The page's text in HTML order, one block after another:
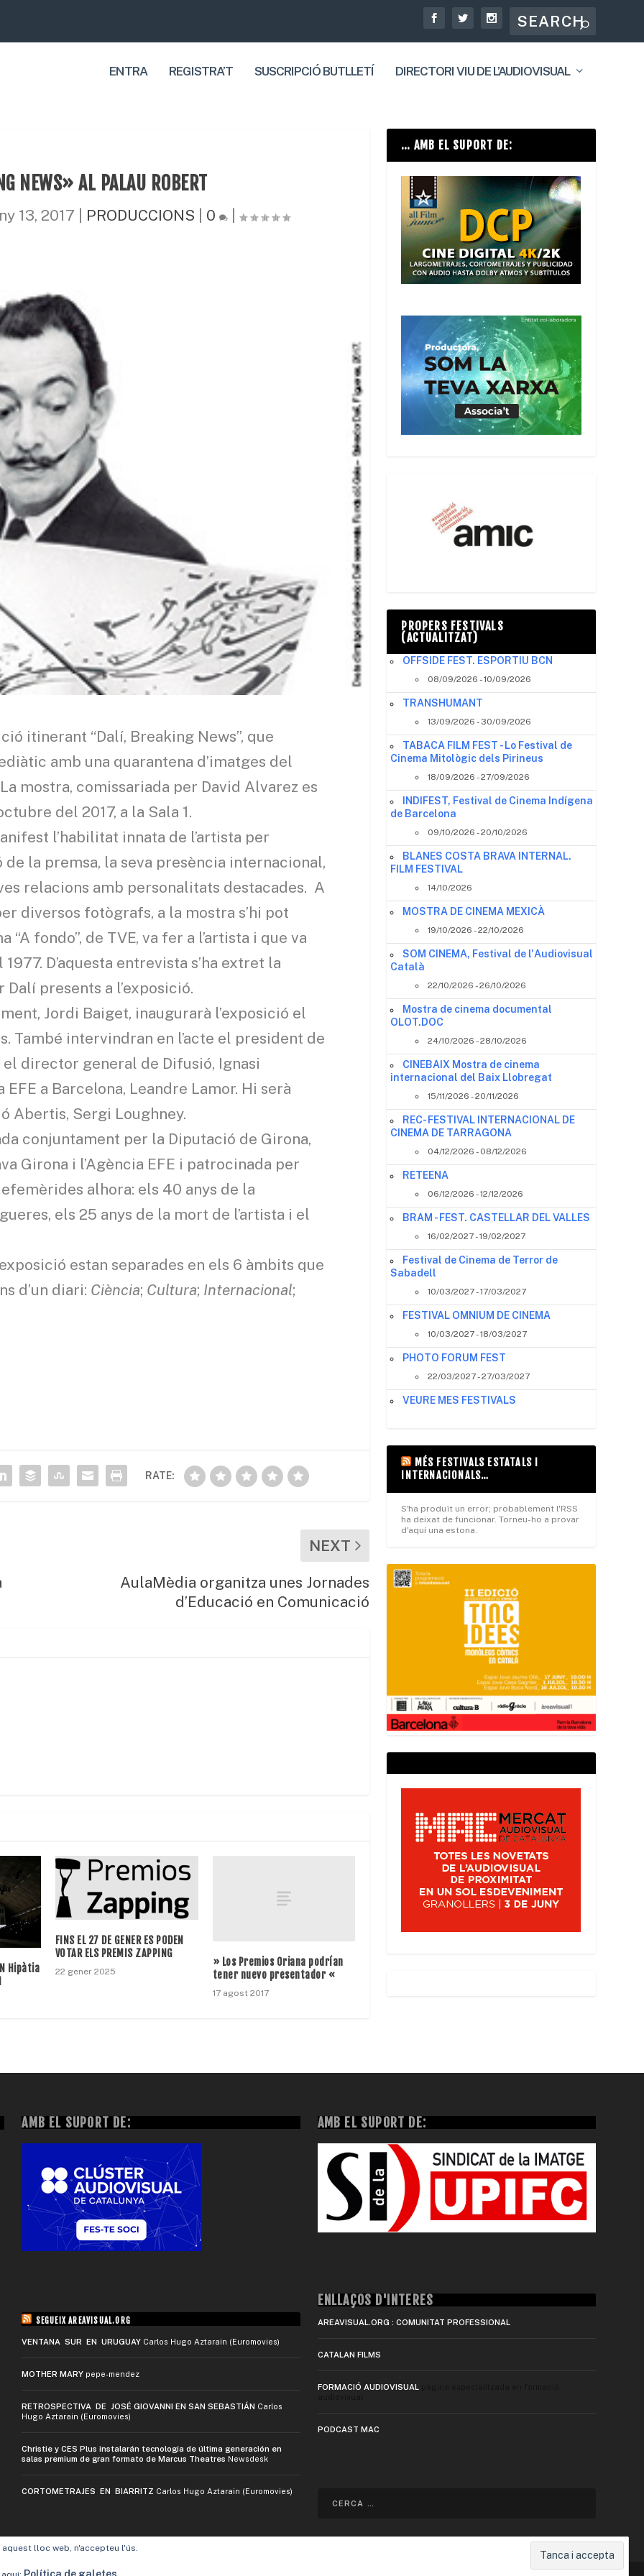
ENTRA REGISTRA’T SUSCRIPCIÓ BUTLLETÍ DIRECTORI VIU DE L’AUDIOVISUAL
NEWS» AL PALAU ROBERT
13, 2017 PRODUCCIONS 0 |
itinerant “Dalí, Breaking News”, que
amb una quarantena d’imatges del
mostra, comissariada per David Alvarez es
del 2017, a la Sala 1.
l’habilitat innata de l’artista per
la premsa, la seva presència internacional,
relacions amb personalitats destacades. A
diversos fotògrafs, a la mostra s’hi pot
fondo”, de TVE, va fer a l’artista i que va
D’aquesta entrevista s’ha extret la
presents a l’exposició.
Jordi Baiget, inaugurarà l’exposició el
També intervindran en l’acte el president de
director general de Difusió, Ignasi
a Barcelona, Leandre Lamor. Hi serà
Abertis, Sergi Loughney.
conjuntament per la Diputació de Girona,
Girona i l’Agència EFE i patrocinada per
alhora: els 40 anys de la
els 25 anys de la mort de l’artista i el
estan separades en els 6 àmbits que
d’un diari: Ciència; Cultura; Internacional;
RATE:
NEXT
AulaMèdia organitza unes Jornades
d’Educació en Comunicació
Hipàtia
FINS EL 27 DE GENER ES PODEN
VOTAR ELS PREMIS ZAPPING
22 gener 2025
» Los Premios Oriana podrían
tener nuevo presentador «
17 agost 2017
… AMB EL SUPORT DE:
PROPERS FESTIVALS
(ACTUALITZAT)
OFFSIDE FEST. ESPORTIU BCN
08/09/2026 - 10/09/2026
TRANSHUMANT
13/09/2026 - 30/09/2026
TABACA FILM FEST - Lo Festival de
Cinema Mitològic dels Pirineus
18/09/2026 - 27/09/2026
INDIFEST, Festival de Cinema Indígena
de Barcelona
09/10/2026 - 20/10/2026
BLANES COSTA BRAVA INTERNAL.
FILM FESTIVAL
14/10/2026
MOSTRA DE CINEMA MEXICÀ
19/10/2026 - 22/10/2026
SOM CINEMA, Festival de l'Audiovisual
Català
22/10/2026 - 26/10/2026
Mostra de cinema documental
OLOT.DOC
24/10/2026 - 28/10/2026
CINEBAIX Mostra de cinema
internacional del Baix Llobregat
15/11/2026 - 20/11/2026
REC- FESTIVAL INTERNACIONAL DE
CINEMA DE TARRAGONA
04/12/2026 - 08/12/2026
RETEENA
06/12/2026 - 12/12/2026
BRAM - FEST. CASTELLAR DEL VALLES
16/02/2027 - 19/02/2027
Festival de Cinema de Terror de
Sabadell
10/03/2027 - 17/03/2027
FESTIVAL OMNIUM DE CINEMA
10/03/2027 - 18/03/2027
PHOTO FORUM FEST
22/03/2027 - 27/03/2027
VEURE MES FESTIVALS
MÉS FESTIVALS ESTATALS I
INTERNACIONALS…
S'ha produït un error; probablement l'RSS
ha deixat de funcionar. Torneu-ho a provar
d'aquí una estona.
AMB EL SUPORT DE:
SEGUEIX AREAVISUAL.ORG
VENTANA SUR EN URUGUAY Carlos Hugo Aztarain (Euromovies)
MOTHER MARY pepe-mendez
RETROSPECTIVA DE JOSÉ GIOVANNI EN SAN SEBASTIÁN Carlos
Hugo Aztarain (Euromovies)
Christie y CES Plus instalarán tecnología de última generación en
salas premium de gran formato de Marcus Theatres Newsdesk
CORTOMETRAJES EN BIARRITZ Carlos Hugo Aztarain (Euromovies)
AMB EL SUPORT DE:
ENLLAÇOS D'INTERÈS
AREAVISUAL.ORG : COMUNITAT PROFESSIONAL
CATALAN FILMS
FORMACIÓ AUDIOVISUALpàgina especialitzada en formació
PODCAST MAC
lloc web, n'accepteu l'ús.